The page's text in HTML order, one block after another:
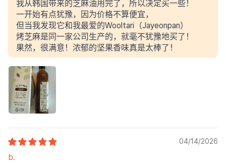
我从韩国带来的芝麻油用完了，所以决定买一些！
一开始有点犹豫，因为价格不算便宜，
但当我发现它和我最爱的Wooltari（Jayeonpan）
烤芝麻是同一家公司生产的，就毫不犹豫地买了！
果然，很满意！浓郁的坚果香味真是太棒了！
04/14/2026
b.